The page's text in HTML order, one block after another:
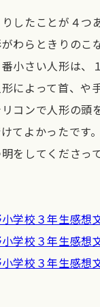
したことが４つ
わらときりのこ
小さい人形は、
によって首、や
コンで人形の頭
てよかったです。
をしてくださっ
学校３年生感想
学校３年生感想
学校３年生感想